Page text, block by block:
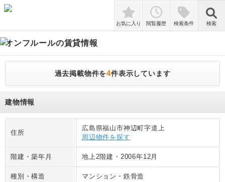
検索
お気に入り 閲覧履歴 検索条件 検索
オンフルールの賃貸情報
過去掲載物件を4件表示しています
建物情報
住所
広島県福山市神辺町字道上
周辺物件を探す
階建・築年月 地上2階建 ・ 2006年12月
種別・構造 マンション ・ 鉄骨造